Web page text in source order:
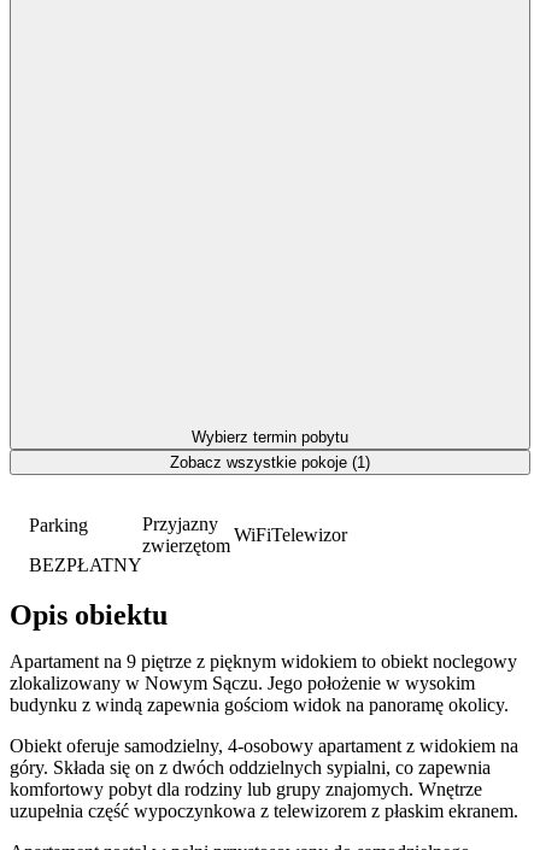
Parking
BEZPŁATNY
Przyjazny
zwierzętom
WiFiTelewizor
Opis obiektu
Apartament na 9 piętrze z pięknym widokiem to obiekt noclegowy
zlokalizowany w Nowym Sączu. Jego położenie w wysokim
budynku z windą zapewnia gościom widok na panoramę okolicy.
Obiekt oferuje samodzielny, 4-osobowy apartament z widokiem na
góry. Składa się on z dwóch oddzielnych sypialni, co zapewnia
komfortowy pobyt dla rodziny lub grupy znajomych. Wnętrze
uzupełnia część wypoczynkowa z telewizorem z płaskim ekranem.
Wybierz termin pobytu
Zobacz wszystkie pokoje (1)